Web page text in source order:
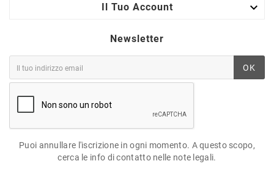
Il Tuo Account 
Newsletter
OK
Puoi annullare l'iscrizione in ogni momento. A questo scopo,
cerca le info di contatto nelle note legali.